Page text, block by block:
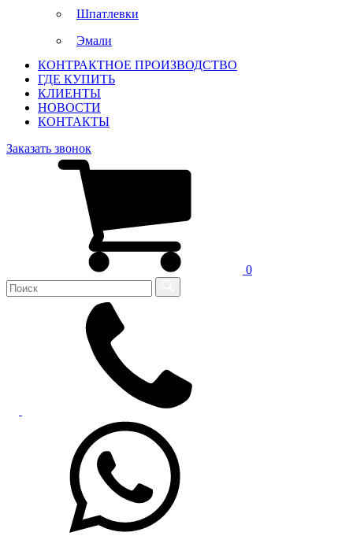
Шпатлевки
Эмали
КОНТРАКТНОЕ ПРОИЗВОДСТВО
ГДЕ КУПИТЬ
КЛИЕНТЫ
НОВОСТИ
КОНТАКТЫ
Заказать звонок
0